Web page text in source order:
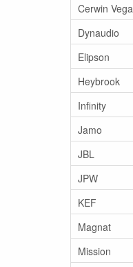
Cerwin Vega
Dynaudio
Elipson
Heybrook
Infinity
Jamo
JBL
JPW
KEF
Magnat
Mission